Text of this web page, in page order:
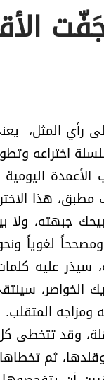
رأي المثل،
اختراعه
هذا
جبهته،
لغوياً
سيذر عليه
الخواصر،
ومزاجه المتقلب.
وقد تتخطى
ثم